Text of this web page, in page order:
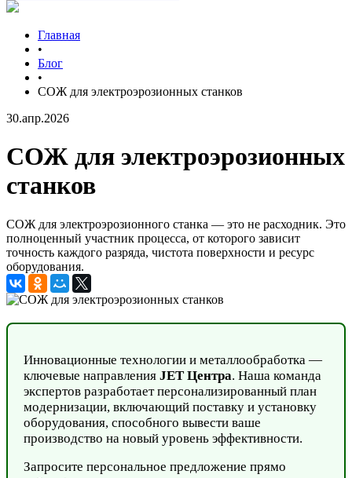
Главная
•
Блог
•
СОЖ для электроэрозионных станков
30.апр.2026
СОЖ для электроэрозионных
станков
СОЖ для электроэрозионного станка — это не расходник. Это
полноценный участник процесса, от которого зависит
точность каждого разряда, чистота поверхности и ресурс
оборудования.
Инновационные технологии и металлообработка —
ключевые направления JET Центра. Наша команда
экспертов разработает персонализированный план
модернизации, включающий поставку и установку
оборудования, способного вывести ваше
производство на новый уровень эффективности.
Запросите персональное предложение прямо